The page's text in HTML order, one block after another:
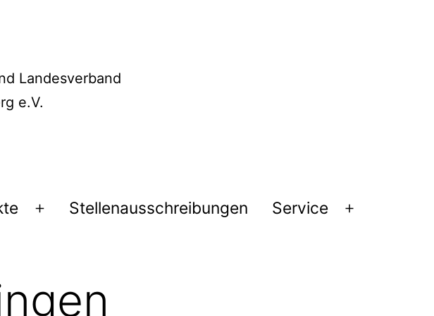
MenüStellenausschreibungen Service
Menü